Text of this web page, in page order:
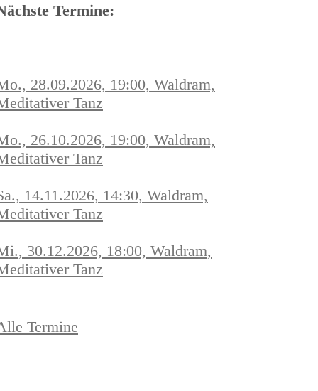
Termine:
28.09.2026, 19:00, Waldram,
Tanz
26.10.2026, 19:00, Waldram,
Tanz
14.11.2026, 14:30, Waldram,
Tanz
30.12.2026, 18:00, Waldram,
Tanz
Termine